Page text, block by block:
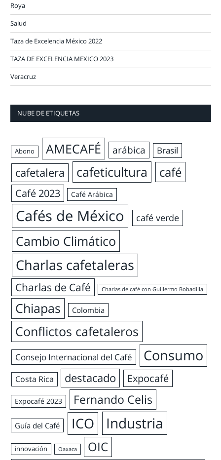
Roya
Salud
Taza de Excelencia México 2022
TAZA DE EXCELENCIA MEXICO 2023
Veracruz
NUBE DE ETIQUETAS
Abono AMECAFÉ arábica Brasil
cafetalera cafeticultura café
Café 2023 Café Arábica
Cafés de México café verde
Cambio Climático
Charlas cafetaleras
Charlas de Café Charlas de café con Guillermo Bobadilla
Chiapas Colombia
Conflictos cafetaleros
Consejo Internacional del Café Consumo
Costa Rica destacado Expocafé
Expocafé 2023 Fernando Celis
Guía del Café ICO Industria
innovación Oaxaca
OIC